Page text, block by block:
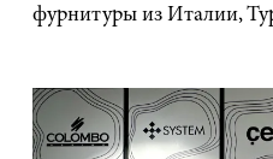
фурнитуры из Италии,